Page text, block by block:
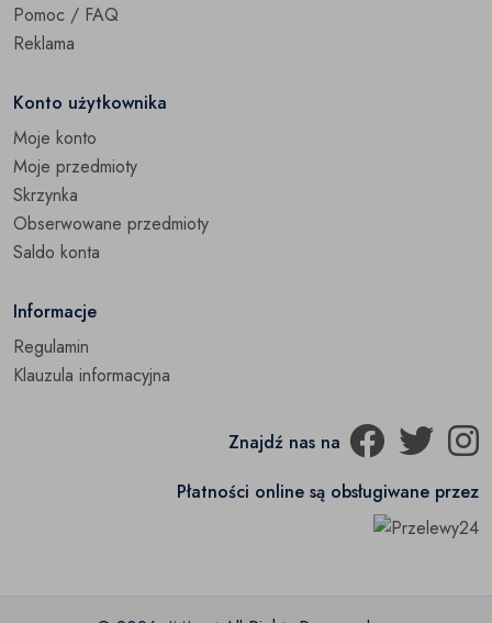
Pomoc / FAQ
Reklama
Konto użytkownika
Moje konto
Moje przedmioty
Skrzynka
Obserwowane przedmioty
Saldo konta
Informacje
Regulamin
Klauzula informacyjna
Znajdź nas na
Płatności online są obsługiwane przez